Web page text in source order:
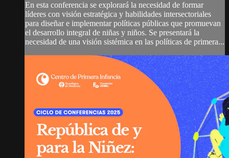
En esta conferencia se explorará la necesidad de formar
líderes con visión estratégica y habilidades intersectoriales
para diseñar e implementar políticas públicas que promuevan
el desarrollo integral de niñas y niños. Se presentará la
necesidad de una visión sistémica en las políticas de primera...